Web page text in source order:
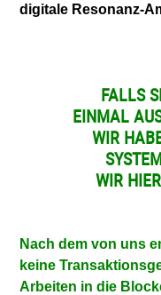
digitale Resonanz-
FALLS
EINMAL
WIR
WIR
Nach dem von uns
keine
Arbeiten in die